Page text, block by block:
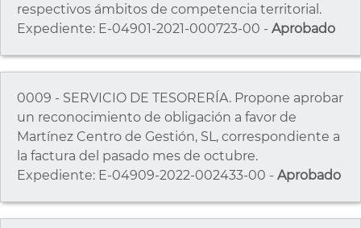
respectivos ámbitos de competencia territorial.
Expediente: E-04901-2021-000723-00 - Aprobado
0009 - SERVICIO DE TESORERÍA. Propone aprobar
un reconocimiento de obligación a favor de
Martínez Centro de Gestión, SL, correspondiente a
la factura del pasado mes de octubre.
Expediente: E-04909-2022-002433-00 - Aprobado